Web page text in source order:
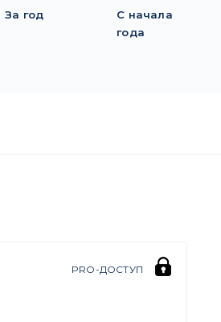
За год
С начала
года
PRO-ДОСТУП